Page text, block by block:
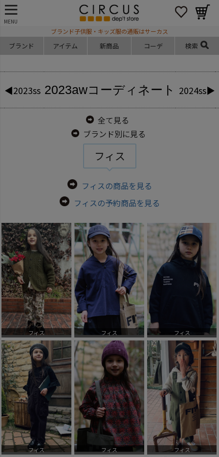
MENU
ブランド子供服・キッズ服の通販はサーカス
ブランド アイテム 新商品 コーデ 検索
◀2023ss 2023awコーディネート 2024ss▶
全て見る
ブランド別に見る
フィス
フィスの商品を見る
フィスの予約商品を見る
フィス フィス フィス
フィス フィス フィス